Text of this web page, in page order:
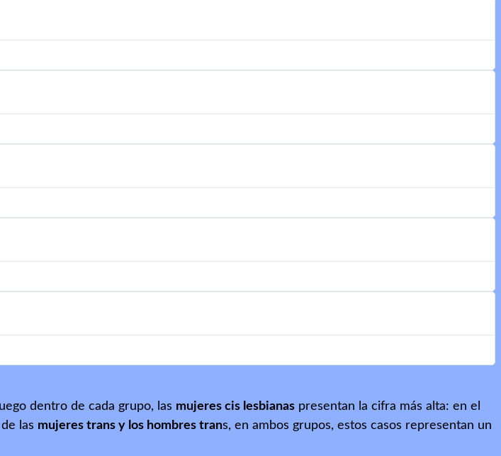
dentro de cada grupo, las mujeres cis lesbianas presentan la cifra más alta: en el
las mujeres trans y los hombres trans, en ambos grupos, estos casos representan un